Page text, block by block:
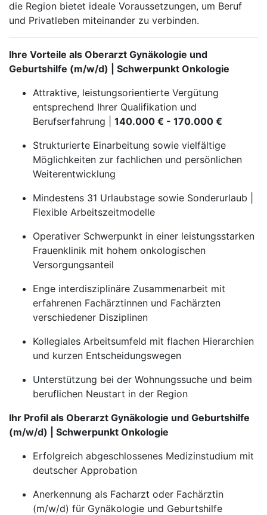
die Region bietet ideale Voraussetzungen, um Beruf
und Privatleben miteinander zu verbinden.
Ihre Vorteile als Oberarzt Gynäkologie und
Geburtshilfe (m/w/d) | Schwerpunkt Onkologie
Attraktive, leistungsorientierte Vergütung
entsprechend Ihrer Qualifikation und
Berufserfahrung | 140.000 € - 170.000 €
Strukturierte Einarbeitung sowie vielfältige
Möglichkeiten zur fachlichen und persönlichen
Weiterentwicklung
Mindestens 31 Urlaubstage sowie Sonderurlaub |
Flexible Arbeitszeitmodelle
Operativer Schwerpunkt in einer leistungsstarken
Frauenklinik mit hohem onkologischen
Versorgungsanteil
Enge interdisziplinäre Zusammenarbeit mit
erfahrenen Fachärztinnen und Fachärzten
verschiedener Disziplinen
Kollegiales Arbeitsumfeld mit flachen Hierarchien
und kurzen Entscheidungswegen
Unterstützung bei der Wohnungssuche und beim
beruflichen Neustart in der Region
Ihr Profil als Oberarzt Gynäkologie und Geburtshilfe
(m/w/d) | Schwerpunkt Onkologie
Erfolgreich abgeschlossenes Medizinstudium mit
deutscher Approbation
Anerkennung als Facharzt oder Fachärztin
(m/w/d) für Gynäkologie und Geburtshilfe